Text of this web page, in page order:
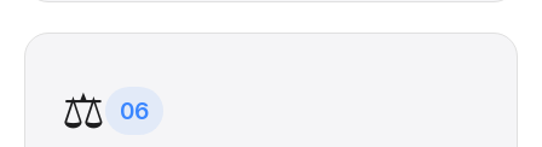
⚖️ 06